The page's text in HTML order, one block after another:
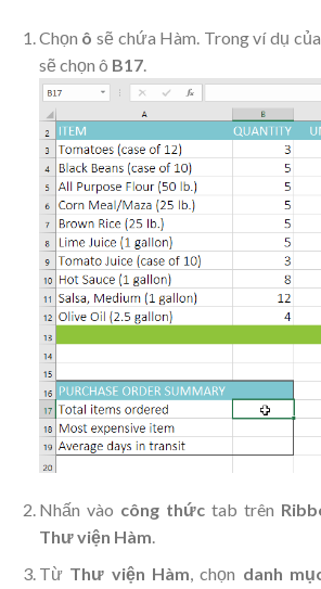
Chọn ô sẽ chứa Hàm. Trong ví dụ
sẽ chọn ô B17.
Nhấn vào công thức tab trên
Thư viện Hàm.
Từ Thư viện Hàm, chọn danh